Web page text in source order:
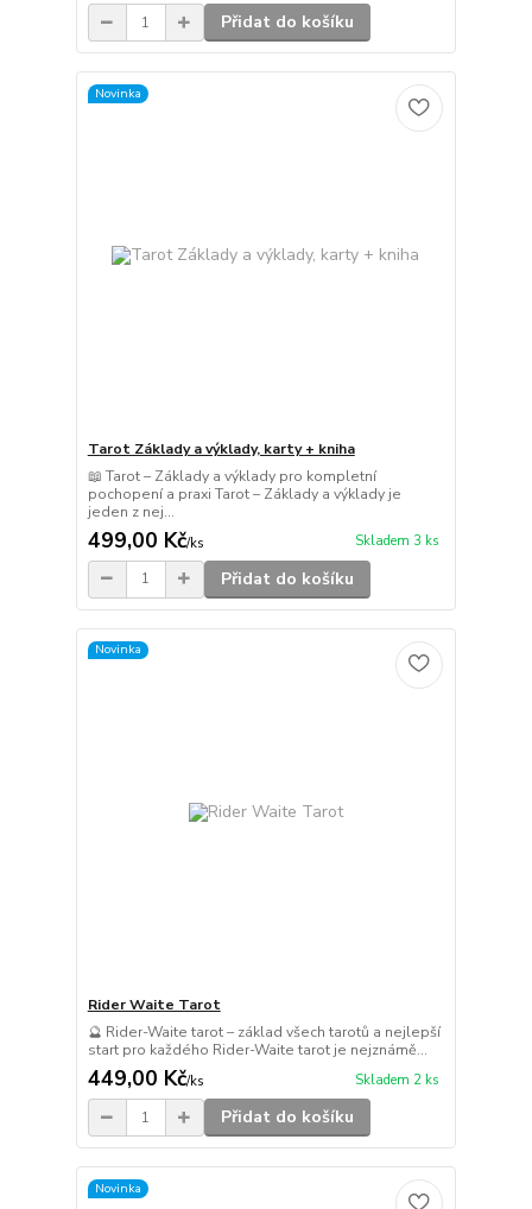
Přidat do košíku
Novinka
Tarot Základy a výklady, karty + kniha
📖 Tarot – Základy a výklady pro kompletní
pochopení a praxi Tarot – Základy a výklady je
jeden z nej...
499,00 Kč/ks Skladem 3 ks
Přidat do košíku
Novinka
Rider Waite Tarot
🔮 Rider-Waite tarot – základ všech tarotů a nejlepší
start pro každého Rider-Waite tarot je nejznámě...
449,00 Kč/ks Skladem 2 ks
Přidat do košíku
Novinka